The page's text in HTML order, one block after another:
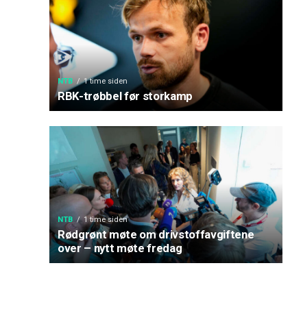
NTB 1 time siden
RBK-trøbbel før storkamp
NTB 1 time siden
Rødgrønt møte om drivstoffavgiftene
over – nytt møte fredag